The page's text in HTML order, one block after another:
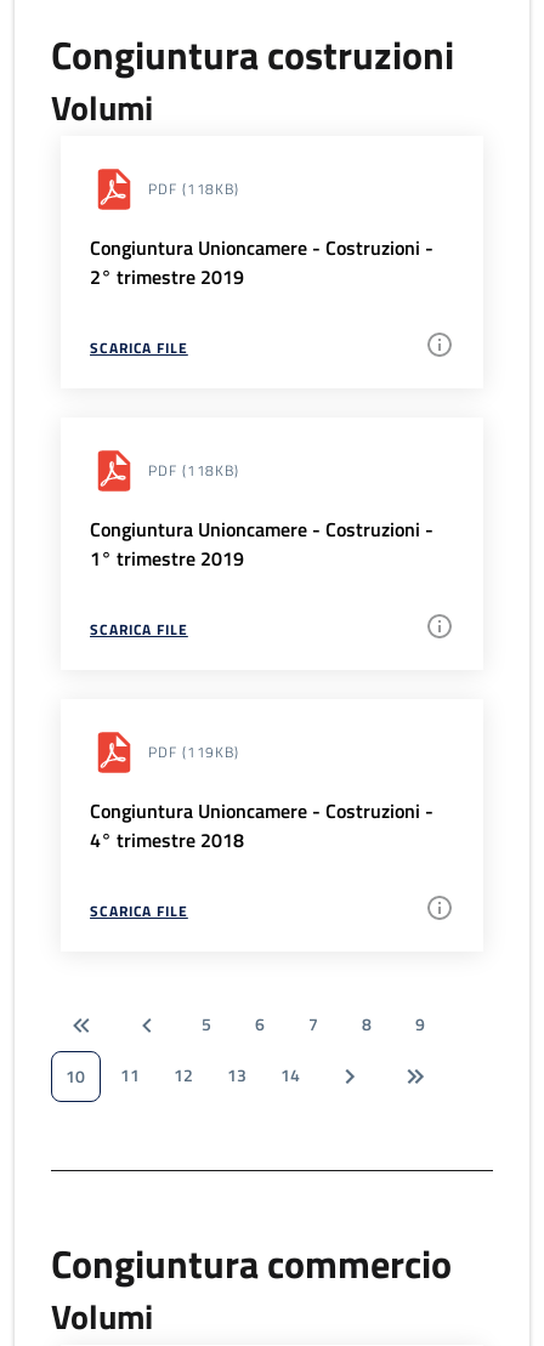
Congiuntura costruzioni
Volumi
PDF (118KB)
Congiuntura Unioncamere - Costruzioni -
2° trimestre 2019
SCARICA FILE
PDF (118KB)
Congiuntura Unioncamere - Costruzioni -
1° trimestre 2019
SCARICA FILE
PDF (119KB)
Congiuntura Unioncamere - Costruzioni -
4° trimestre 2018
SCARICA FILE
5 6 7 8
9
10
11 12 13 14
Congiuntura commercio
Volumi